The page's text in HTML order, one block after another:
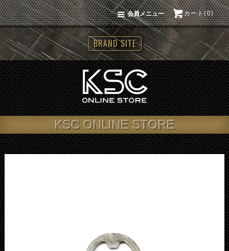
カート(0)
会員メニュー
BRAND SITE
KSC ONLINE STORE